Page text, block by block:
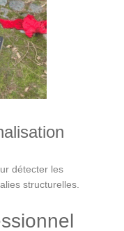
détecter les
structurelles.